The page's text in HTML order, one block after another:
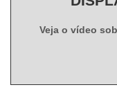
Veja o vídeo